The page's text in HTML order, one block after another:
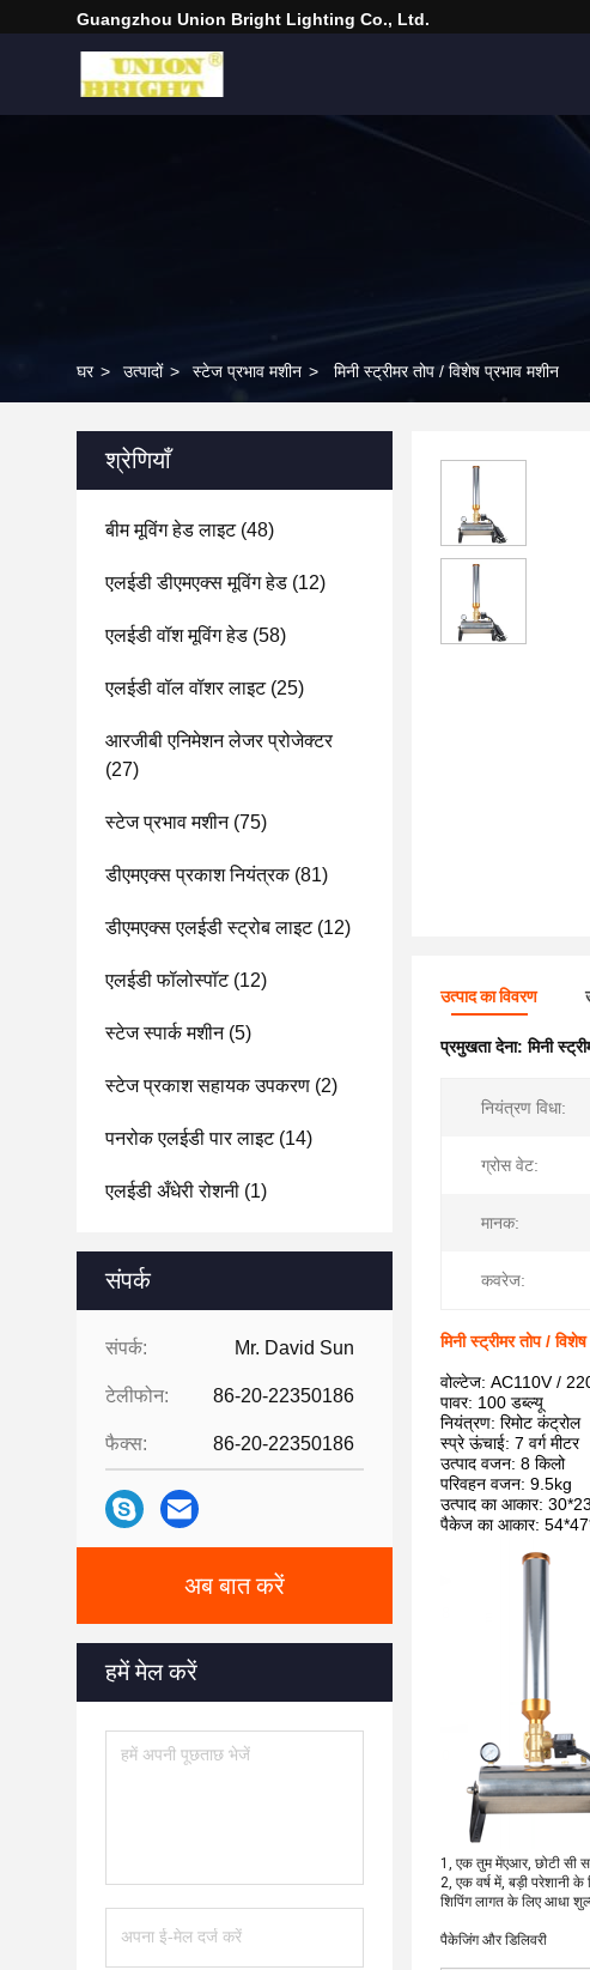
Guangzhou Union Bright Lighting Co., Ltd.
घर > उत्पादों > स्टेज प्रभाव मशीन > मिनी स्ट्रीमर तोप / विशेष प्रभाव मशीन
श्रेणियाँ
बीम मूविंग हेड लाइट(48)
एलईडी डीएमएक्स मूविंग हेड (12)
एलईडी वॉश मूविंग हेड (58)
एलईडी वॉल वॉशर लाइट(25)
आरजीबी एनिमेशन लेजर प्रोजेक्टर
(27)
स्टेज प्रभाव मशीन(75)
डीएमएक्स प्रकाश नियंत्रक(81)
डीएमएक्स एलईडी स्ट्रोब लाइट(12)
एलईडी फॉलोस्पॉट(12)
स्टेज स्पार्क मशीन(5)
स्टेज प्रकाश सहायक उपकरण (2)
पनरोक एलईडी पार लाइट(14)
एलईडी अँधेरी रोशनी (1)
संपर्क
संपर्क: Mr. David Sun
टेलीफोन: 86-20-22350186
फैक्स: 86-20-22350186
अब बात करें
हमें मेल करें
उत्पाद का विवरण
प्रमुखता देना:मिनी
नियंत्रण विधा:
ग्रोस वेट:
मानक:
कवरेज:
मिनी स्ट्रीमर तोप /
वोल्टेज: AC110V /
पावर: 100 डब्ल्यू
नियंत्रण: रिमोट कंट्रोल
स्प्रे ऊंचाई: 7 वर्ग मीटर
उत्पाद वजन: 8 किलो
परिवहन वजन: 9.5kg
उत्पाद का आकार:
पैकेज का आकार:
1, एक तुम मेंएआर, छोटी सी
2, एक वर्ष में, बड़ी परेशानी
शिपिंग लागत के लिए आधा
पैकेजिंग और डिलिवरी